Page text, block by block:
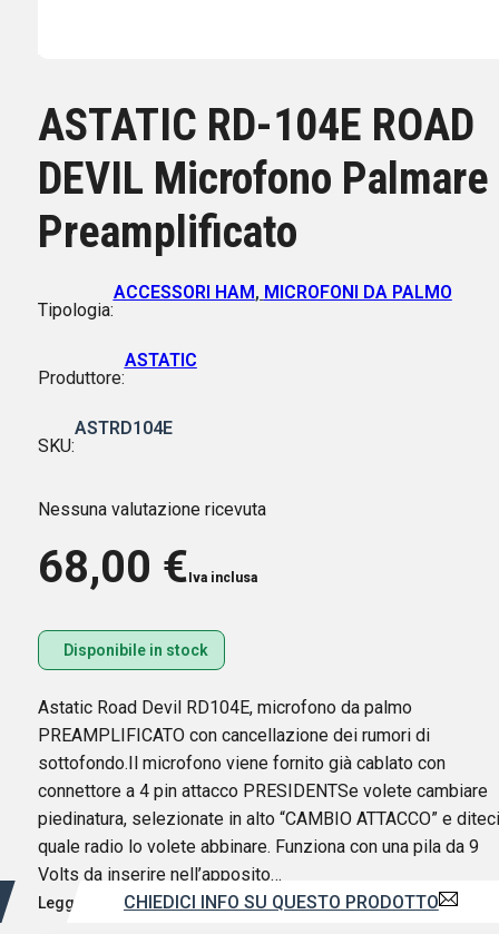
ASTATIC RD-104E ROAD
DEVIL Microfono Palmare
Preamplificato
Tipologia:
ACCESSORI HAM, MICROFONI DA PALMO
Produttore:
ASTATIC
SKU:
ASTRD104E
Nessuna valutazione ricevuta
68,00 € Iva inclusa
Disponibile in stock
Astatic Road Devil RD104E, microfono da palmo
PREAMPLIFICATO con cancellazione dei rumori di
sottofondo.Il microfono viene fornito già cablato con
connettore a 4 pin attacco PRESIDENTSe volete cambiare
piedinatura, selezionate in alto “CAMBIO ATTACCO” e
quale radio lo volete abbinare. Funziona con una pila da 9
Volts da inserire nell’apposito…
Leggi di più CHIEDICI INFO SU QUESTO PRODOTTO